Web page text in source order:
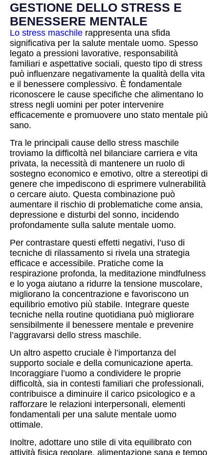
GESTIONE DELLO STRESS E
BENESSERE MENTALE
Lo stress maschile rappresenta una sfida
significativa per la salute mentale uomo. Spesso
legato a pressioni lavorative, responsabilità
familiari e aspettative sociali, questo tipo di stress
può influenzare negativamente la qualità della vita
e il benessere complessivo. È fondamentale
riconoscere le cause specifiche che alimentano lo
stress negli uomini per poter intervenire
efficacemente e promuovere uno stato mentale più
sano.
Tra le principali cause dello stress maschile
troviamo la difficoltà nel bilanciare carriera e vita
privata, la necessità di mantenere un ruolo di
sostegno economico e emotivo, oltre a stereotipi di
genere che impediscono di esprimere vulnerabilità
o cercare aiuto. Questa combinazione può
aumentare il rischio di problematiche come ansia,
depressione e disturbi del sonno, incidendo
profondamente sulla salute mentale uomo.
Per contrastare questi effetti negativi, l’uso di
tecniche di rilassamento si rivela una strategia
efficace e accessibile. Pratiche come la
respirazione profonda, la meditazione mindfulness
e lo yoga aiutano a ridurre la tensione muscolare,
migliorano la concentrazione e favoriscono un
equilibrio emotivo più stabile. Integrare queste
tecniche nella routine quotidiana può migliorare
sensibilmente il benessere mentale e prevenire
l’aggravarsi dello stress maschile.
Un altro aspetto cruciale è l’importanza del
supporto sociale e della comunicazione aperta.
Incoraggiare l’uomo a condividere le proprie
difficoltà, sia in contesti familiari che professionali,
contribuisce a diminuire il carico psicologico e a
rafforzare le relazioni interpersonali, elementi
fondamentali per una salute mentale uomo
ottimale.
Inoltre, adottare uno stile di vita equilibrato con
attività fisica regolare, alimentazione sana e tempo